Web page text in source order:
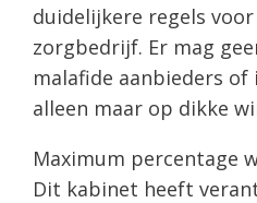
duidelijkere regels
zorgbedrijf. Er mag
malafide aanbieders of
alleen maar op dikke
Maximum percentage
Dit kabinet heeft